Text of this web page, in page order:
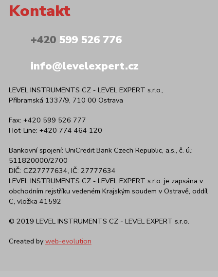
Kontakt
+420599 526 776
info@levelexpert.cz
LEVEL INSTRUMENTS CZ - LEVEL EXPERT s.r.o.,
Příbramská 1337/9, 710 00 Ostrava
Fax: +420 599 526 777
Hot-Line: +420 774 464 120
Bankovní spojení: UniCredit Bank Czech Republic, a.s., č. ú.:
511820000/2700
DIČ: CZ27777634, IČ: 27777634
LEVEL INSTRUMENTS CZ - LEVEL EXPERT s.r.o. je zapsána v
obchodním rejstříku vedeném Krajským soudem v Ostravě, oddíl
C, vložka 41592
© 2019 LEVEL INSTRUMENTS CZ - LEVEL EXPERT s.r.o.
Created by web-evolution